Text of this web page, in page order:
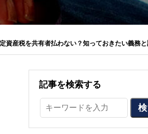
資産税を共有者払わない？知っておきたい義務
記事を検索する